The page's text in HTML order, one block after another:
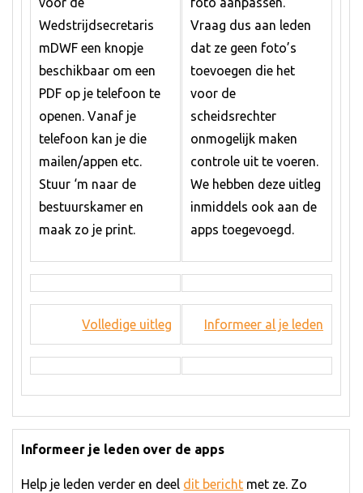
Wedstrijdsecretaris
mDWF een knopje
beschikbaar om een
PDF op je telefoon te
openen. Vanaf je
telefoon kan je die
mailen/appen etc.
Stuur ‘m naar de
bestuurskamer en
maak zo je print.
Volledige uitleg
Vraag dus aan leden
dat ze geen foto’s
toevoegen die het
voor de
scheidsrechter
onmogelijk maken
controle uit te voeren.
We hebben deze uitleg
inmiddels ook aan de
apps toegevoegd.
Informeer al je leden
Informeer je leden over de apps
Help je leden verder en deel dit bericht met ze. Zo